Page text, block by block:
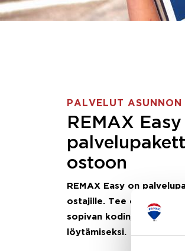
PALVELUT
REMAX
ostoon
REMAX Easy on
ostajille. Tee
sopivan kodin, eikä sinun
löytämiseksi.